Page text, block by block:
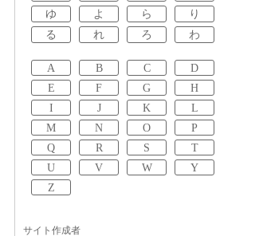
ゆ
よ ら
り
る
れ ろ わ
A B C
D
E
F G
H
I
J K
L
M
N O
P
Q
R S
T
U
V W
Y
Z
サイト作成者